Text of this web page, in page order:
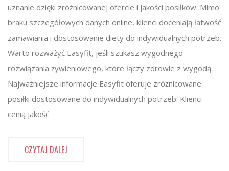
uznanie dzięki zróżnicowanej ofercie i jakości posiłków. Mimo
braku szczegółowych danych online, klienci doceniają łatwość
zamawiania i dostosowanie diety do indywidualnych potrzeb.
Warto rozważyć Easyfit, jeśli szukasz wygodnego
rozwiązania żywieniowego, które łączy zdrowie z wygodą.
Najważniejsze informacje Easyfit oferuje zróżnicowane
posiłki dostosowane do indywidualnych potrzeb. Klienci
cenią jakość
CZYTAJ DALEJ